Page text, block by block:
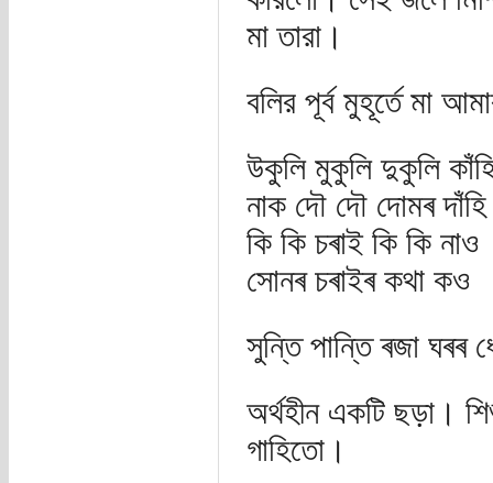
মা তারা।
বলির পূর্ব মুহূর্তে মা
উকুলি মুকুলি দুকুলি
নাক দৌ দৌ দোমৰ দাঁহি
কি কি চৰাই কি কি নাও
সোনৰ চৰাইৰ কথা কও
সুন্তি পান্তি ৰজা ঘৰৰ
অর্থহীন একটি ছড়া।
গাহিতো।